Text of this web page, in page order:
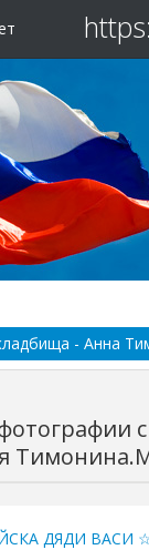
- Анна
ДЯДИ ВАСИ